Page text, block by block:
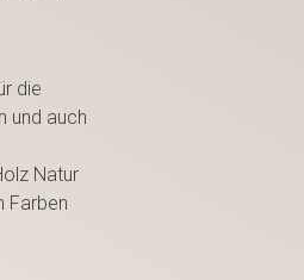
die
und auch
Natur
Farben